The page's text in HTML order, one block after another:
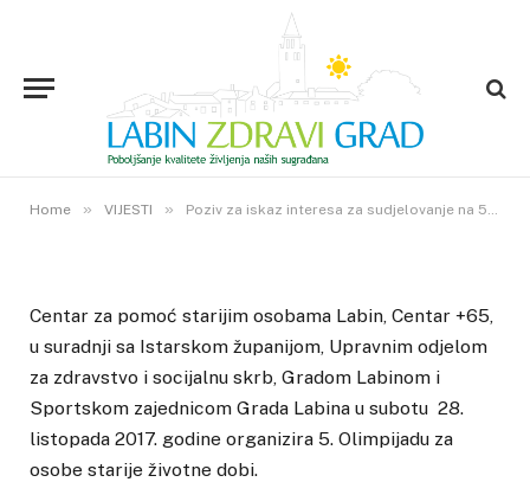
Home » VIJESTI » Poziv za iskaz interesa za sudjelovanje na 5. Olimpijadi za osobe starije životne dobi
Poziv za iskaz interesa za
sudjelovanje na 5. Olimpijadi za
osobe starije životne dobi
12. LISTOPADA 2017. 0VIEWS
Centar za pomoć starijim osobama Labin, Centar +65,
u suradnji sa Istarskom županijom, Upravnim odjelom
za zdravstvo i socijalnu skrb, Gradom Labinom i
Sportskom zajednicom Grada Labina u subotu 28.
listopada 2017. godine organizira 5. Olimpijadu za
osobe starije životne dobi.